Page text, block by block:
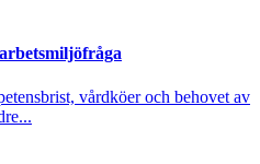
vårdköer och behovet av